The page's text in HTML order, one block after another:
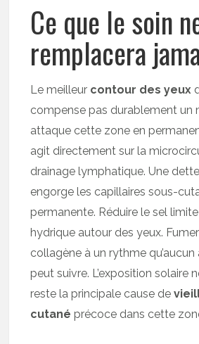
Ce que le soin
remplacera
Le meilleur contour des yeux
compense pas durablement un
attaque cette zone en
agit directement sur la
drainage lymphatique. Une
engorge les capillaires sous-
permanente. Réduire le sel
hydrique autour des yeux.
collagène à un rythme
peut suivre. L’exposition solaire
reste la principale cause de
cutané précoce dans cette